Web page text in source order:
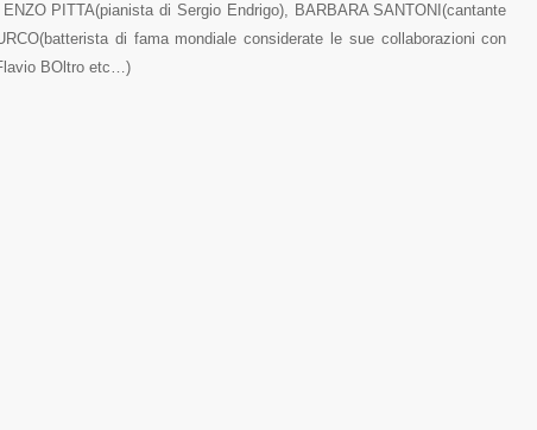
PITTA(pianista di Sergio Endrigo), BARBARA SANTONI(cantante
di fama mondiale considerate le sue collaborazioni con
BOltro etc…)